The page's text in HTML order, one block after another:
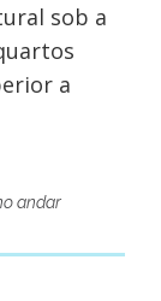
sob a
a
andar